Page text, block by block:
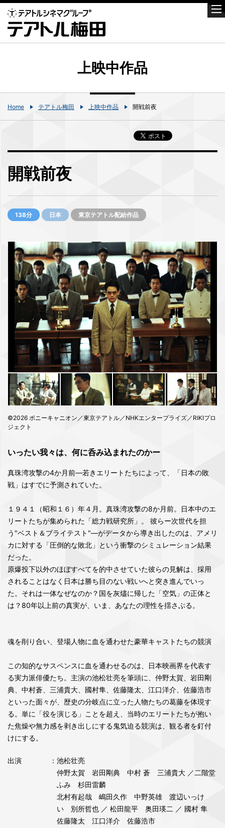
上映中作品
Home テアトル梅田 上映中作品 開戦前夜
開戦前夜
138分 日本 東京テアトル配給作品
©2026 ポニーキャニオン／東京テアトル／NHKエンタープライズ／RIKIプロ
ジェクト
いったい我々は、何に呑み込まれたのかー
真珠湾攻撃の4か月前―若きエリートたちによって、「日本の敗
戦」はすでに予測されていた。
１９４１（昭和１６）年４月。真珠湾攻撃の8か月前。日本中のエ
リートたちが集められた「総力戦研究所」。 彼らー次世代を担
う"ベスト＆ブライテスト"―がデータから導き出したのは、アメリ
カに対する「圧倒的な敗北」という衝撃のシミュレーション結果
だった。
原爆投下以外のほぼすべてを的中させていた彼らの見解は、採用
されることはなく日本は勝ち目のない戦いへと突き進んでいっ
た。それは一体なぜなのか？国を灰燼に帰した「空気」の正体と
は？80年以上前の真実が、いま、あなたの理性を揺さぶる。
魂を削り合い、登場人物に血を通わせた豪華キャストたちの競演
この知的なサスペンスに血を通わせるのは、日本映画界を代表す
る実力派俳優たち。主演の池松壮亮を筆頭に、仲野太賀、岩田剛
典、中村蒼、三浦貴大、國村隼、佐藤隆太、江口洋介、佐藤浩市
といった面々が、歴史の分岐点に立った人物たちの葛藤を体現す
る。単に「役を演じる」ことを超え、当時のエリートたちが抱い
た焦燥や無力感を剥き出しにする鬼気迫る競演は、観る者を釘付
けにする。
出演 ： 池松壮亮
仲野太賀 岩田剛典 中村 蒼 三浦貴大 ／二階堂
ふみ 杉田雷麟
北村有起哉 嶋田久作 中野英雄 渡辺いっけ
い 別所哲也 ／ 松田龍平 奥田瑛二 ／ 國村 隼
佐藤隆太 江口洋介 佐藤浩市